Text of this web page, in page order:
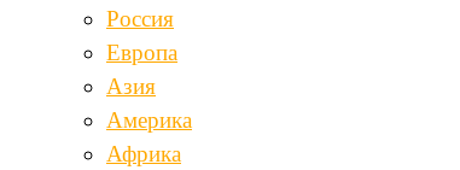
Россия
Европа
Азия
Америка
Африка